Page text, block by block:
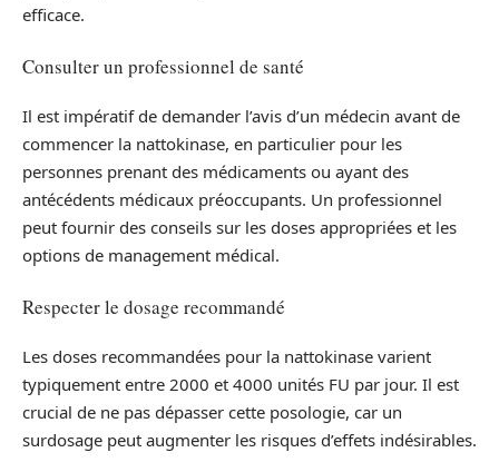
efficace.
Consulter un professionnel de santé
Il est impératif de demander l’avis d’un médecin avant de
commencer la nattokinase, en particulier pour les
personnes prenant des médicaments ou ayant des
antécédents médicaux préoccupants. Un professionnel
peut fournir des conseils sur les doses appropriées et les
options de management médical.
Respecter le dosage recommandé
Les doses recommandées pour la nattokinase varient
typiquement entre 2000 et 4000 unités FU par jour. Il est
crucial de ne pas dépasser cette posologie, car un
surdosage peut augmenter les risques d’effets indésirables.